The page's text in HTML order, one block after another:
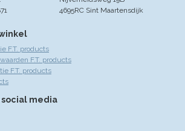
F.T. products
F.T. products
F.T. products
social media
4695RC Sint Maartensdijk